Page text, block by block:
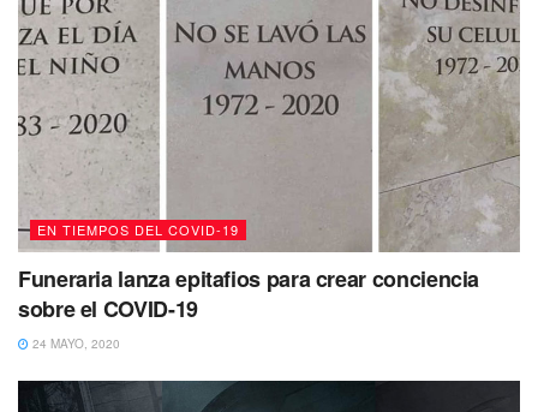
EN TIEMPOS DEL COVID-19
Funeraria lanza epitafios para crear conciencia
sobre el COVID-19
24 MAYO, 2020